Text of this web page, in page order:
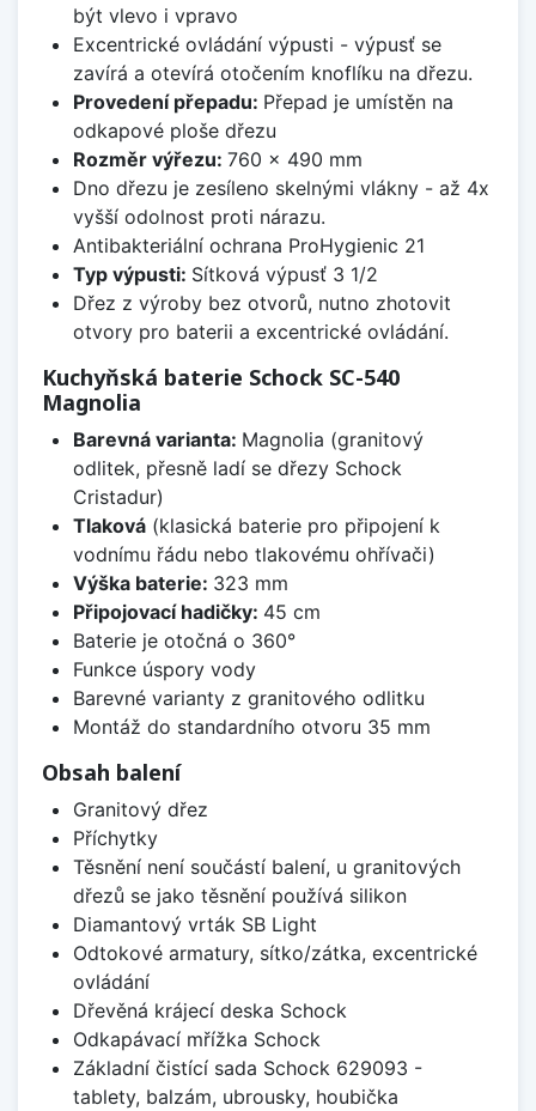
být vlevo i vpravo
Excentrické ovládání výpusti - výpusť se
zavírá a otevírá otočením knoflíku na dřezu.
Provedení přepadu: Přepad je umístěn na
odkapové ploše dřezu
Rozměr výřezu: 760 x 490 mm
Dno dřezu je zesíleno skelnými vlákny - až 4x
vyšší odolnost proti nárazu.
Antibakteriální ochrana ProHygienic 21
Typ výpusti: Sítková výpusť 3 1/2
Dřez z výroby bez otvorů, nutno zhotovit
otvory pro baterii a excentrické ovládání.
Kuchyňská baterie Schock SC-540
Magnolia
Barevná varianta: Magnolia (granitový
odlitek, přesně ladí se dřezy Schock
Cristadur)
Tlaková(klasická baterie pro připojení k
vodnímu řádu nebo tlakovému ohřívači)
Výška baterie: 323 mm
Připojovací hadičky: 45 cm
Baterie je otočná o 360°
Funkce úspory vody
Barevné varianty z granitového odlitku
Montáž do standardního otvoru 35 mm
Obsah balení
Granitový dřez
Příchytky
Těsnění není součástí balení, u granitových
dřezů se jako těsnění používá silikon
Diamantový vrták SB Light
Odtokové armatury, sítko/zátka, excentrické
ovládání
Dřevěná krájecí deska Schock
Odkapávací mřížka Schock
Základní čistící sada Schock 629093 -
tablety, balzám, ubrousky, houbička